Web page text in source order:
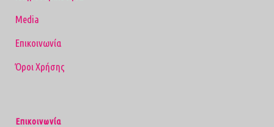
Media
Επικοινωνία
Όροι Χρήσης
Επικοινωνία